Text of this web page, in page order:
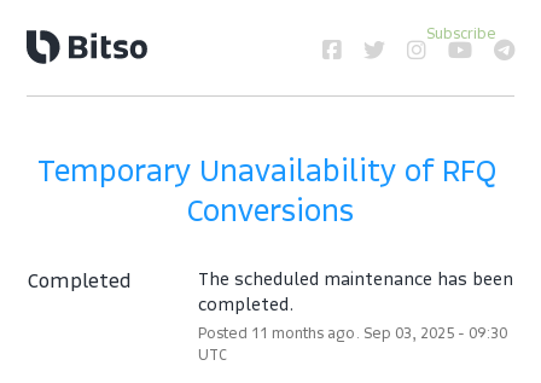
Subscribe
Temporary Unavailability of RFQ
Conversions
Completed
The scheduled maintenance has been
completed.
Posted 11 months ago. Sep 03 2025- 09:30
UTC